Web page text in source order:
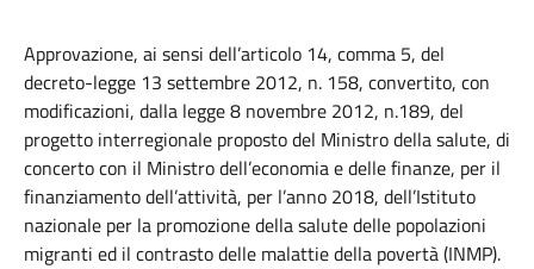
Approvazione, ai sensi dell’articolo 14, comma 5, del
decreto-legge 13 settembre 2012, n. 158, convertito, con
modificazioni, dalla legge 8 novembre 2012, n.189, del
progetto interregionale proposto del Ministro della salute, di
concerto con il Ministro dell’economia e delle finanze, per il
finanziamento dell’attività, per l’anno 2018, dell’Istituto
nazionale per la promozione della salute delle popolazioni
migranti ed il contrasto delle malattie della povertà (INMP).